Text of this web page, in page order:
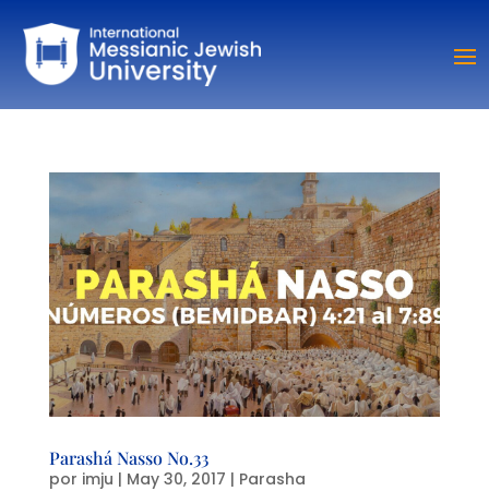
Parashá Nasso No.33
por imju | May 30, 2017 | Parasha